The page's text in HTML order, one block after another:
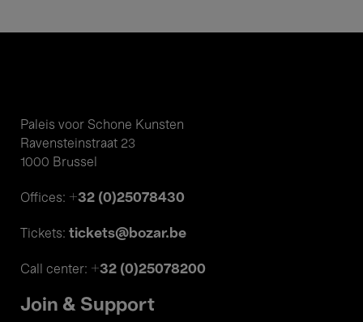
Paleis voor Schone Kunsten
Ravensteinstraat 23
1000 Brussel
Offices: +32 (0)25078430
Tickets: tickets@bozar.be
Call center: +32 (0)25078200
Join & Support